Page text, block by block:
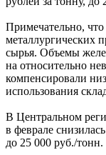
Примечательно,
металлургических
сырья. Объемы
на относительно
компенсировали
использования
В Центральном
в феврале
до 25 000 руб./тонн.